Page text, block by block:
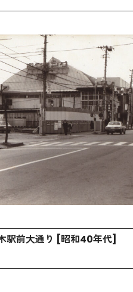
駅前大通り [昭和40年代]